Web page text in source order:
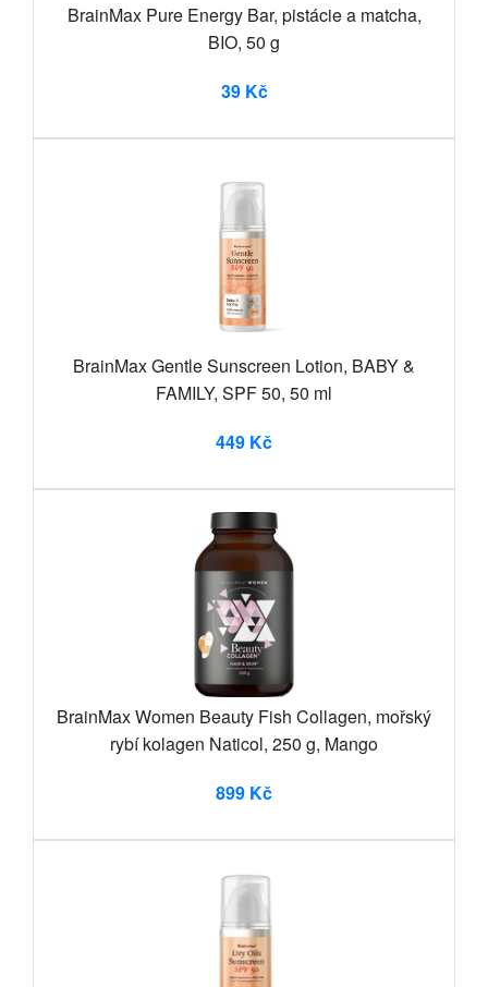
BrainMax Pure Energy Bar, pistácie a matcha,
BIO, 50 g
39 Kč
BrainMax Gentle Sunscreen Lotion, BABY &
FAMILY, SPF 50, 50 ml
449 Kč
BrainMax Women Beauty Fish Collagen, mořský
rybí kolagen Naticol, 250 g, Mango
899 Kč